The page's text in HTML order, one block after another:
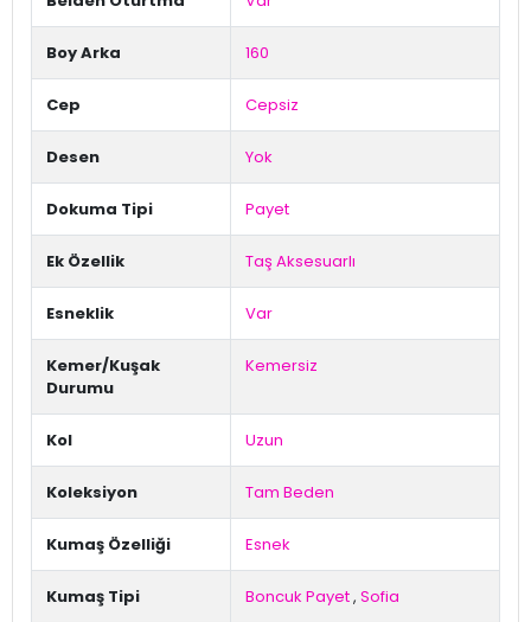
Boy Arka 160
Cep Cepsiz
Desen Yok
Dokuma Tipi Payet
Ek Özellik Taş Aksesuarlı
Esneklik Var
Kemer/Kuşak
Durumu
Kemersiz
Kol Uzun
Koleksiyon Tam Beden
Kumaş Özelliği Esnek
Kumaş Tipi Boncuk Payet, Sofia